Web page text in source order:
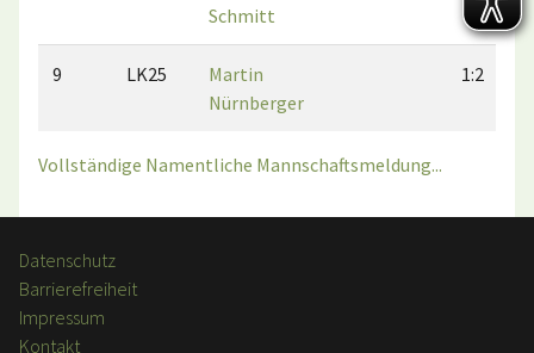
Schmitt
9 LK25
Martin
Nürnberger
1:2
Vollständige Namentliche Mannschaftsmeldung...
Datenschutz
Barrierefreiheit
Impressum
Kontakt